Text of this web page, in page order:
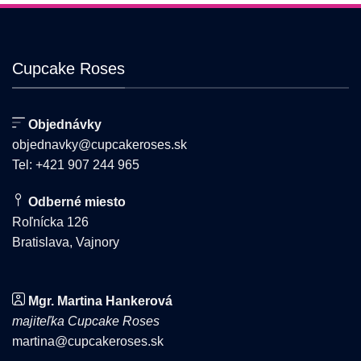
produktu.
Cupcake Roses
Objednávky
objednavky@cupcakeroses.sk
Tel: +421 907 244 965
Odberné miesto
Roľnícka 126
Bratislava, Vajnory
Mgr. Martina Hankerová
majiteľka Cupcake Roses
martina@cupcakeroses.sk